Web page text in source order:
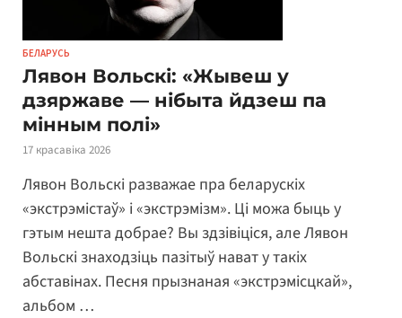
БЕЛАРУСЬ
Лявон Вольскі: «Жывеш у
дзяржаве — нібыта йдзеш па
мінным полі»
17 красавіка 2026
Лявон Вольскі разважае пра беларускіх
«экстрэмістаў» і «экстрэмізм». Ці можа быць у
гэтым нешта добрае? Вы здзівіціся, але Лявон
Вольскі знаходзіць пазітыў нават у такіх
абставінах. Песня прызнаная «экстрэмісцкай»,
альбом …